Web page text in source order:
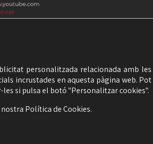
personalitzada relacionada amb
incrustades en aquesta pàgina web.
si pulsa el botó "Personalitzar cookies".
Política de Cookies.